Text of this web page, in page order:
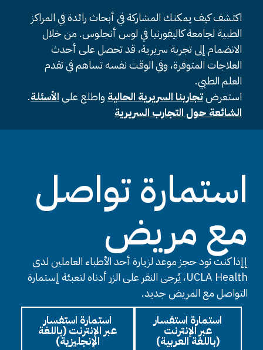
اكتشف كيف يمكنك المشاركة في أبحاث رائدة في المراكز
الطبية لجامعة كاليفورنيا في لوس أنجلوس. من خلال
الانضمام إلى تجربة سريرية، قد تحصل على أحدث
العلاجات المتوفرة، وفي الوقت نفسه تساهم في تقدم
العلم الطبي.
.
استعرضتجاربنا السريرية الحالية واطلع علىالأسئلة
الشائعة حول التجارب السريرية
استمارة تواصل
مع مريض
إإذا كنت تود حجز موعد لزيارة أحد الأطباء العاملين لدى
UCLA Health، يُرجى النقر على الزر أدناه لتعبئة إستمارة
التواصل مع المريض جديد.
استمارة استفسار
عبر الإنترنت (باللغة
الإنجليزية)
استمارة استفسار
عبر الإنترنت
(باللغة العربية)